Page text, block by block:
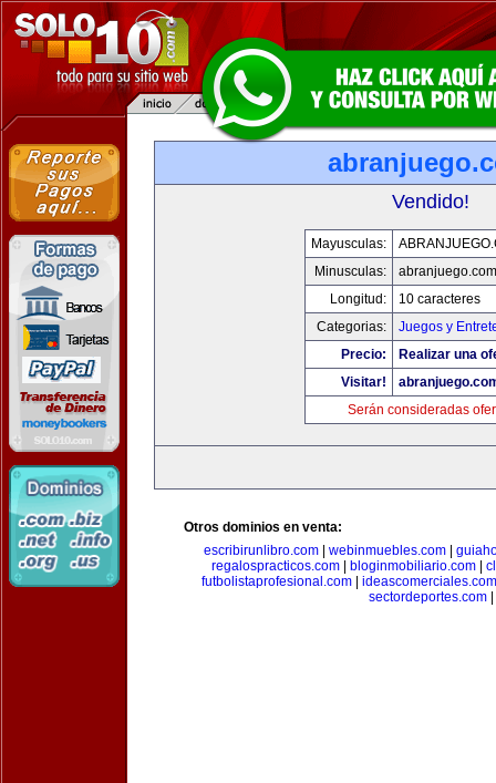
Vendido!
Mayusculas:
Minusculas:
abranjuego.com
Longitud:
10 caracteres
Categorias:
Juegos y
Precio:
Realizar una
Visitar!
Serán consideradas
Otros dominios en venta:
escribirunlibro.com| webinmuebles.com|
regalospracticos.com| bloginmobiliario.com|
futbolistaprofesional.com
ideascomerciales.com
sectordeportes.com|